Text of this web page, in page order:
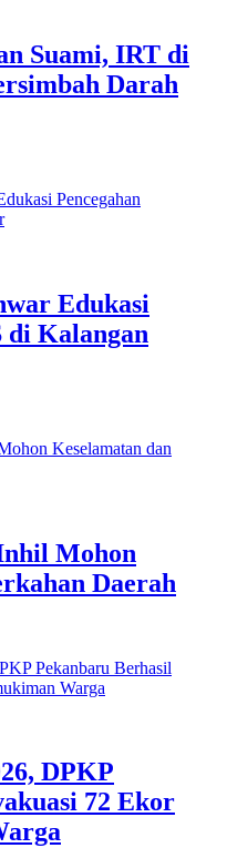
Suami, IRT di
Darah
Edukasi
di Kalangan
Mohon
Daerah
DPKP
72 Ekor